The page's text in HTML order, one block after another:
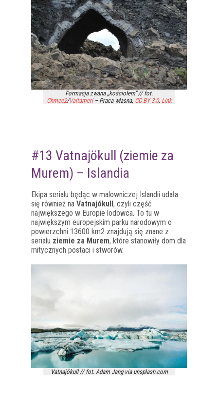
Formacja zwana „kościołem” // fot.
Chmee2/Valtameri– Praca własna, CC BY 3.0, Link
#13 Vatnajökull (ziemie za
Murem) – Islandia
Ekipa serialu będąc w malowniczej Islandii udała
się również na Vatnajókull, czyli część
największego w Europie lodowca. To tu w
największym europejskim parku narodowym o
powierzchni 13600 km2 znajdują się znane z
serialu ziemie za Murem, które stanowiły dom dla
mitycznych postaci i stworów.
Vatnajökull // fot. Adam Jang via unsplash.com